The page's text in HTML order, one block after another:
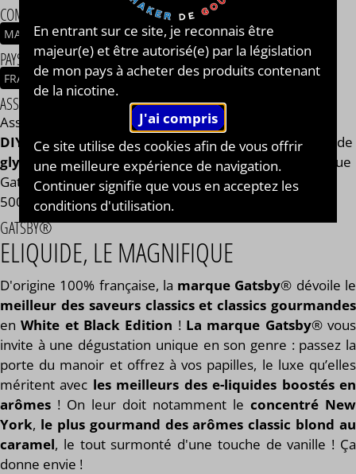
COMPOSITION
MACÉRAT TABAC BLOND
PAYS / ORIGINE DU CONCENTRÉ
FRANCE
ASSEMBLAGE
Assemblage réalisé à PLOUESCAT - France par
DIY®. Composé demono propylène glycol végétal
, de
glycérine végétale et de l'arôme Absolute de la marque
Gatsby®. Disponible en flacon de 50ml, 125ml, 250ml,
500ml et 1L. STEEP : 4 jours.
GATSBY®
ELIQUIDE, LE MAGNIFIQUE
D'origine 100% française, la marque Gatsby® dévoile le
meilleur des saveurs classics et classics gourmandes
enWhite et Black Edition ! La marque Gatsby® vous
invite à une dégustation unique en son genre : passez la
porte du manoir et offrez à vos papilles, le luxe qu’elles
méritent avec les meilleurs des e-liquides boostés en
arômes ! On leur doit notamment le concentré New
York, le plus gourmand des arômes classic blond au
caramel, le tout surmonté d'une touche de vanille ! Ça
donne envie !
En entrant sur ce site, je reconnais être
majeur(e) et être autorisé(e) par la législation
de mon pays à acheter des produits contenant
de la nicotine.
Ce site utilise des cookies afin de vous offrir
une meilleure expérience de navigation.
Continuer signifie que vous en acceptez les
conditions d'utilisation.